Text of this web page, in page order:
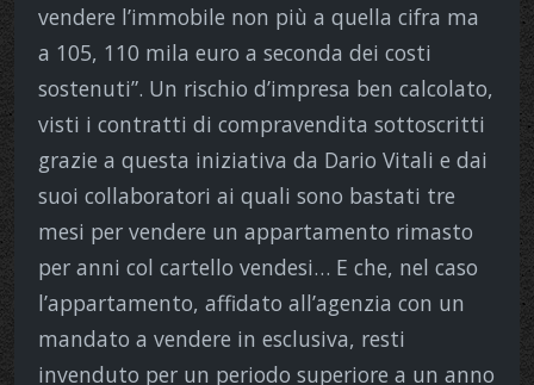
vendere l’immobile non più a quella cifra ma
a 105, 110 mila euro a seconda dei costi
sostenuti”. Un rischio d’impresa ben calcolato,
visti i contratti di compravendita sottoscritti
grazie a questa iniziativa da Dario Vitali e dai
suoi collaboratori ai quali sono bastati tre
mesi per vendere un appartamento rimasto
per anni col cartello vendesi… E che, nel caso
l’appartamento, affidato all’agenzia con un
mandato a vendere in esclusiva, resti
invenduto per un periodo superiore a un anno